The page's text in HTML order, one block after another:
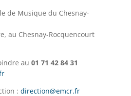
de Musique du Chesnay-
au Chesnay-Rocquencourt
au 01 71 42 84 31
: direction@emcr.fr